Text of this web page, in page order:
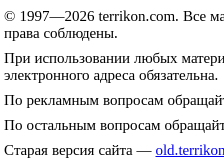
© 1997—2026 terrikon.com. Все
права соблюдены.
При использовании любых
электронного адреса обязательна.
По рекламным вопросам
По остальным вопросам
Старая версия сайта —